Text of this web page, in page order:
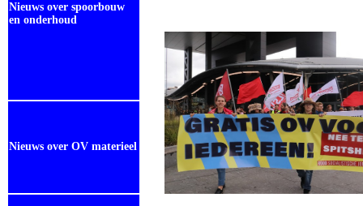
Nieuws over spoorbouw
en onderhoud
Nieuws over OV materieel